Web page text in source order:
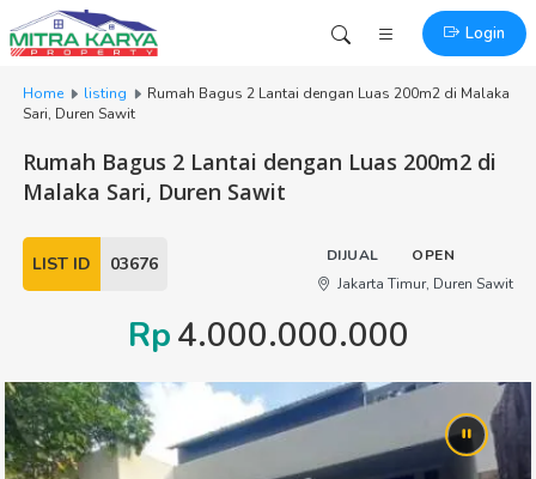
Login
Home listing
Rumah Bagus 2 Lantai dengan Luas 200m2 di Malaka
Sari, Duren Sawit
Rumah Bagus 2 Lantai dengan Luas 200m2 di
Malaka Sari, Duren Sawit
LIST ID 03676 DIJUAL
OPEN
Jakarta Timur, Duren Sawit
Rp4.000.000.000
3